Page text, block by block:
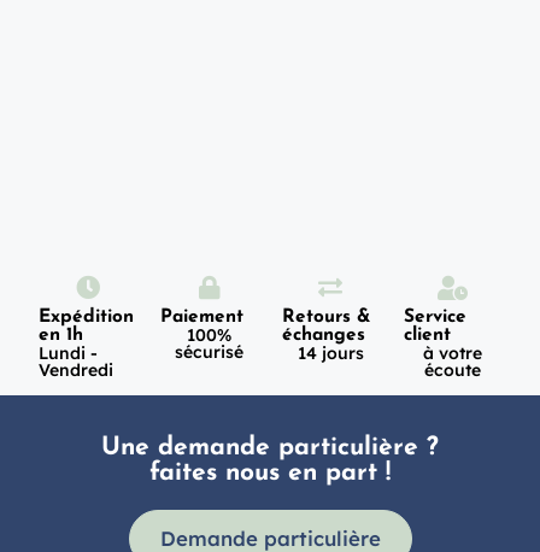
Expédition
en 1h
Lundi -
Vendredi
Paiement
100%
sécurisé
Retours &
échanges
14 jours
Service
client
à votre
écoute
Une demande particulière ?
faites nous en part !
Demande particulière